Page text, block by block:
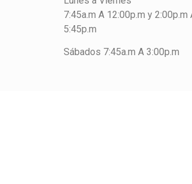
7:45a.m A 12:00p.m y 2:00p.m
5:45p.m
Sábados 7:45a.m A 3:00p.m